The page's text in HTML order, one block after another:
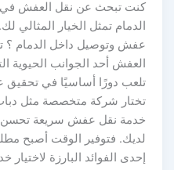
كنت تبحث عن نقل العفش في
الدمام تمثل الخيار المثالي
عفش وتوصيل داخل الدمام ؟
العفش أحد الجوانب الحيوية
تلعب دورًا أساسيًا في تحقيق
تختار شركة متخصصة مثل
خدمة نقل عفش سريعة تحسن من
لديك. فتوفير الوقت أصبح
إحدى الفوائد البارزة